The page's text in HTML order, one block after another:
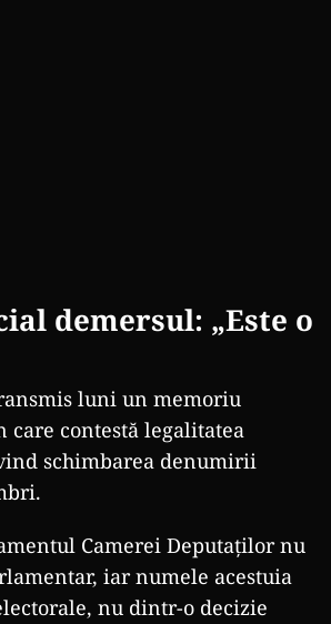
demersul: „Este o
luni un memoriu
contestă legalitatea
schimbarea denumirii
Camerei Deputaților nu
iar numele acestuia
nu dintr-o decizie